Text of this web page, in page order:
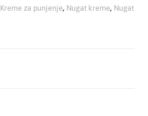
Kreme za punjenje, Nugat kreme, Nugat